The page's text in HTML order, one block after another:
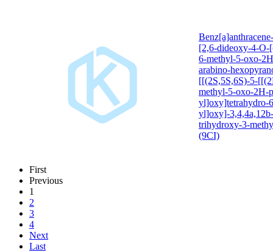
[2,6-dideoxy-4-O-
6-methyl-5-oxo-
arabino-
[[(2S,5S,6S)-5-
methyl-5-oxo-2H-
yl]oxy]tetrahydro-
yl]oxy]-
trihydroxy-3-
(9CI)
First
Previous
1
2
3
4
Next
Last